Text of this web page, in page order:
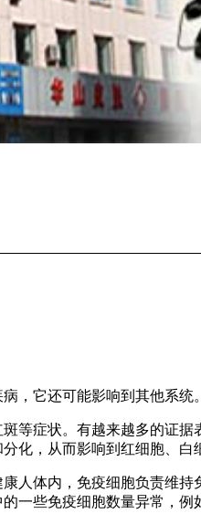
，它还可能影响到其他系
等症状。有越来越多的证
化，从而影响到红细胞、白
人体内，免疫细胞负责维
一些免疫细胞数量异常，